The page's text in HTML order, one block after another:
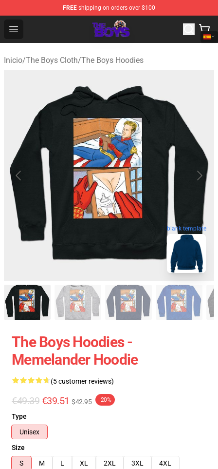
FREE shipping on orders over $100
Open menu
The Boys Store - Official The Boys Merchandise Shop
Inicio/The Boys Cloth/The Boys Hoodies
blank template
The Boys Hoodies -
Memelander Hoodie
(5 customer reviews)
€49.39 €39.51 $42.95 -20%
Type
Unisex
Size
S
M L XL 2XL 3XL
4XL